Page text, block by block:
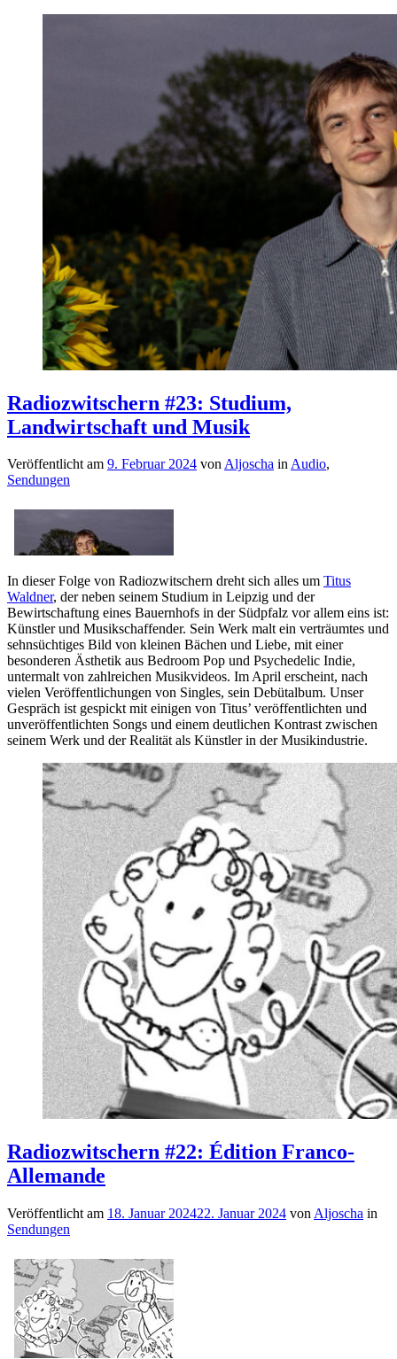
Radiozwitschern #23: Studium,
Landwirtschaft und Musik
Veröffentlicht am 9. Februar 2024 vonAljoscha inAudio,
Sendungen
In dieser Folge von Radiozwitschern dreht sich alles um Titus
Waldner, der neben seinem Studium in Leipzig und der
Bewirtschaftung eines Bauernhofs in der Südpfalz vor allem eins ist:
Künstler und Musikschaffender. Sein Werk malt ein verträumtes und
sehnsüchtiges Bild von kleinen Bächen und Liebe, mit einer
besonderen Ästhetik aus Bedroom Pop und Psychedelic Indie,
untermalt von zahlreichen Musikvideos. Im April erscheint, nach
vielen Veröffentlichungen von Singles, sein Debütalbum. Unser
Gespräch ist gespickt mit einigen von Titus’ veröffentlichten und
unveröffentlichten Songs und einem deutlichen Kontrast zwischen
seinem Werk und der Realität als Künstler in der Musikindustrie.
Radiozwitschern #22: Édition Franco-
Allemande
Veröffentlicht am 18. Januar 202422. Januar 2024 von Aljoscha in
Sendungen